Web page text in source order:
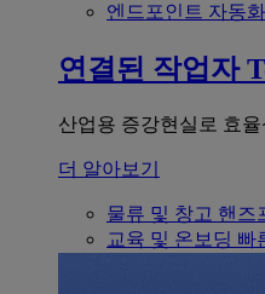
엔드포인트 자동화
연결된 작업자
산업용 증강현실로 효
더 알아보기
물류 및 창고 핸즈
교육 및 온보딩 빠